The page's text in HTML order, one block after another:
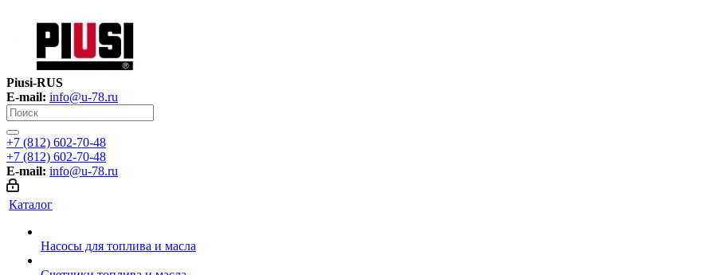
Piusi-RUS
E-mail: info@u-78.ru
+7 (812) 602-70-48
+7 (812) 602-70-48
E-mail: info@u-78.ru
Каталог
Насосы для топлива и масла